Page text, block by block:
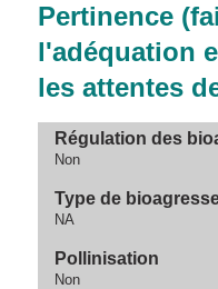
Pertinence
l'adéquation
les attentes
Régulation des
Non
Type de
NA
Pollinisation
Non